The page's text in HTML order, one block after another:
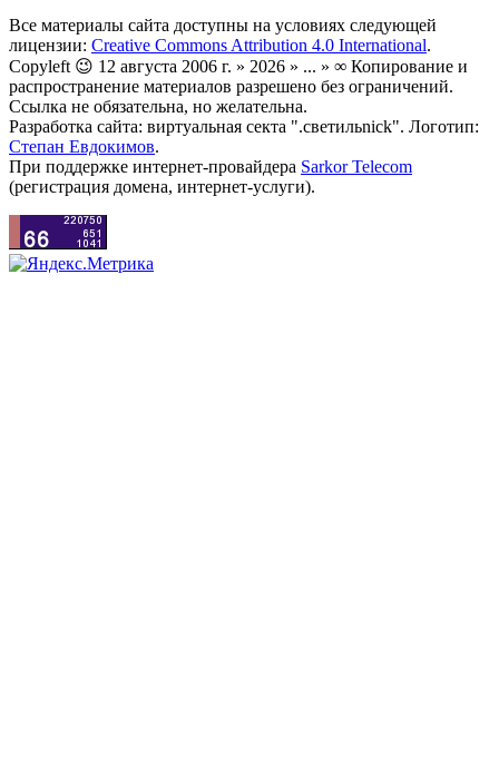
Все материалы сайта доступны на условиях следующей
лицензии: Creative Commons Attribution 4.0 International.
Copyleft 😉 12 августа 2006 г. » 2026 » ... » ∞ Копирование и
распространение материалов разрешено без ограничений.
Ссылка не обязательна, но желательна.
Разработка сайта: виртуальная секта ".светильnick". Логотип:
Степан Евдокимов.
При поддержке интернет-провайдера Sarkor Telecom
(регистрация домена, интернет-услуги).